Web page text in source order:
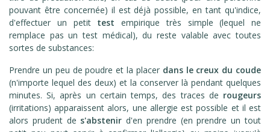
pouvant être concernée) il est déjà possible, en tant qu'indice,
d'effectuer un petit test empirique très simple (lequel ne
remplace pas un test médical), du reste valable avec toutes
sortes de substances:
Prendre un peu de poudre et la placer dans le creux du coude
(n'importe lequel des deux) et la conserver là pendant quelques
minutes. Si, après un certain temps, des traces de rougeurs
(irritations) apparaissent alors, une allergie est possible et il est
alors prudent de s'abstenir d'en prendre (en prendre un tout